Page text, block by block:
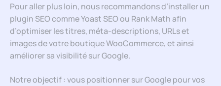
Pour aller plus loin, nous recommandons d’installer un
plugin SEO comme Yoast SEO ou Rank Math afin
d’optimiser les titres, méta-descriptions, URLs et
images de votre boutique WooCommerce, et ainsi
améliorer sa visibilité sur Google.
Notre objectif : vous positionner sur Google pour vos